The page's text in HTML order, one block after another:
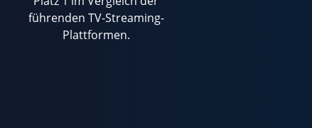
führenden TV-Streaming-
Plattformen.